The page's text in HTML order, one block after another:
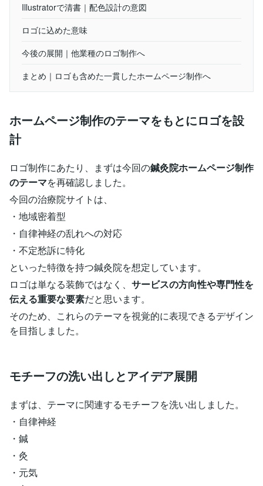
Illustratorで清書｜配色設計の意図
ロゴに込めた意味
今後の展開｜他業種のロゴ制作へ
まとめ｜ロゴも含めた一貫したホームページ制作へ
ホームページ制作のテーマをもとにロゴを設
計
ロゴ制作にあたり、まずは今回の鍼灸院ホームページ制作
のテーマを再確認しました。
今回の治療院サイトは、
・地域密着型
・自律神経の乱れへの対応
・不定愁訴に特化
といった特徴を持つ鍼灸院を想定しています。
ロゴは単なる装飾ではなく、 サービスの方向性や専門性を
伝える重要な要素だと思います。
そのため、これらのテーマを視覚的に表現できるデザイン
を目指しました。
モチーフの洗い出しとアイデア展開
まずは、テーマに関連するモチーフを洗い出しました。
・自律神経
・鍼
・灸
・元気